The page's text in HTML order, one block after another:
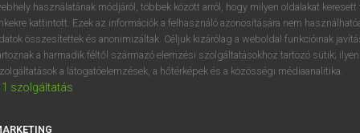
VAN ELŐFIZETÉSED?
megtekintéséhez.
használatának módjáról, többek között arról, hogy milyen oldalakat keresett
kattintott. Ezek az információk a felhasználó azonosítására nem
összesítettek és anonimizáltak. Céljuk kizárólag a weboldal funkcióinak
a harmadik féltől származó elemzési szolgáltatásokhoz tartozó sütik;
a látogatóelemzések, a hőtérképek és a közösségi médiaanalitika.
1 szolgáltatás
a s d f g h j k l é
í y x c v b n m , .